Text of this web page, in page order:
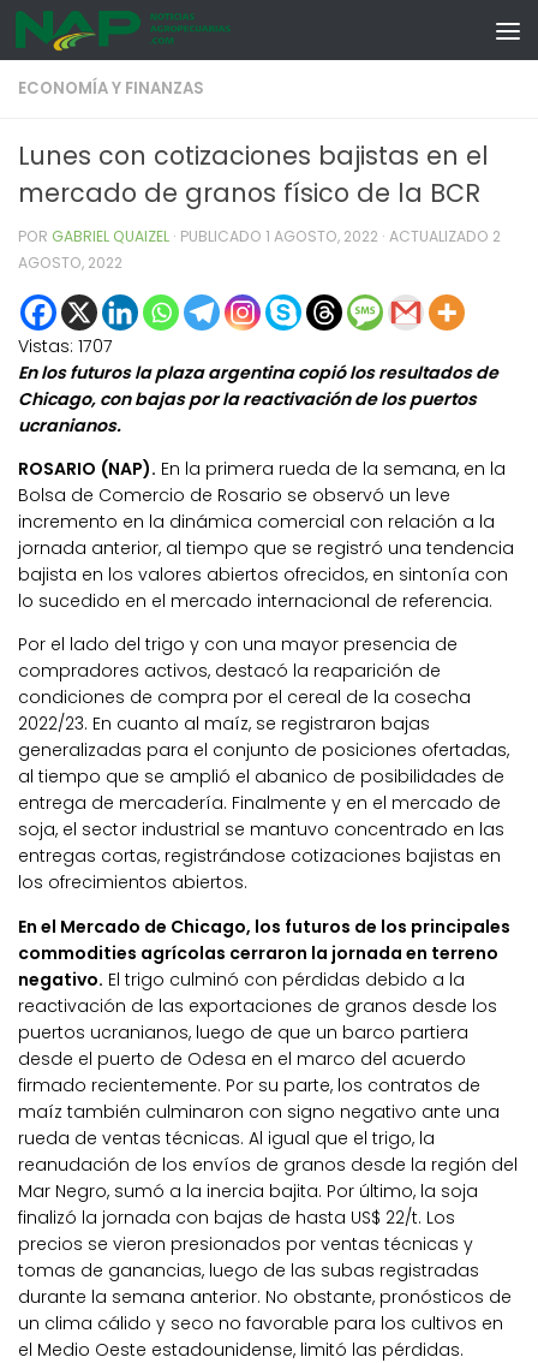
Skip to content
ECONOMÍA Y FINANZAS
Lunes con cotizaciones bajistas en el
mercado de granos físico de la BCR
POR GABRIEL QUAIZEL · PUBLICADO 1 AGOSTO, 2022 · ACTUALIZADO 2
AGOSTO, 2022
Vistas: 1707
En los futuros la plaza argentina copió los resultados de
Chicago, con bajas por la reactivación de los puertos
ucranianos.
ROSARIO (NAP). En la primera rueda de la semana, en la
Bolsa de Comercio de Rosario se observó un leve
incremento en la dinámica comercial con relación a la
jornada anterior, al tiempo que se registró una tendencia
bajista en los valores abiertos ofrecidos, en sintonía con
lo sucedido en el mercado internacional de referencia.
Por el lado del trigo y con una mayor presencia de
compradores activos, destacó la reaparición de
condiciones de compra por el cereal de la cosecha
2022/23. En cuanto al maíz, se registraron bajas
generalizadas para el conjunto de posiciones ofertadas,
al tiempo que se amplió el abanico de posibilidades de
entrega de mercadería. Finalmente y en el mercado de
soja, el sector industrial se mantuvo concentrado en las
entregas cortas, registrándose cotizaciones bajistas en
los ofrecimientos abiertos.
En el Mercado de Chicago, los futuros de los principales
commodities agrícolas cerraron la jornada en terreno
negativo. El trigo culminó con pérdidas debido a la
reactivación de las exportaciones de granos desde los
puertos ucranianos, luego de que un barco partiera
desde el puerto de Odesa en el marco del acuerdo
firmado recientemente. Por su parte, los contratos de
maíz también culminaron con signo negativo ante una
rueda de ventas técnicas. Al igual que el trigo, la
reanudación de los envíos de granos desde la región del
Mar Negro, sumó a la inercia bajita. Por último, la soja
finalizó la jornada con bajas de hasta US$ 22/t. Los
precios se vieron presionados por ventas técnicas y
tomas de ganancias, luego de las subas registradas
durante la semana anterior. No obstante, pronósticos de
un clima cálido y seco no favorable para los cultivos en
el Medio Oeste estadounidense, limitó las pérdidas.